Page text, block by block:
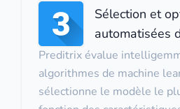
Sélection et
automatisées
Preditrix évalue
algorithmes de machine
sélectionne le modèle le